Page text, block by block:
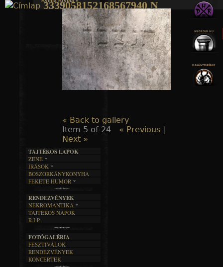
Jump to navigation
3339058152168567940 N
« Back to gallery
Item 5 of 24
« Previous
Next »
TAJTÉKOS LAPOK
ZENE
EGYÜTTESEK
INTERJÚK
FORDÍTÁSOK
DALSZÖVEGEK
ÍRÁSOK
IRODALOM
FILM
MŰVÉSZET
ÍRÁSTÖRTÉNET
BOSZORKÁNYKONYHA
FEKETE HUMOR
SZÖVEGES
RENDEZVÉNYEK
NEKROMANTIKA
AKTUÁLIS
A MÚLT
TAJTÉKOS NAPOK
R.I.P.
FOTÓGALÉRIA
FESZTIVÁLOK
RENDEZVÉNYEK
KONCERTEK